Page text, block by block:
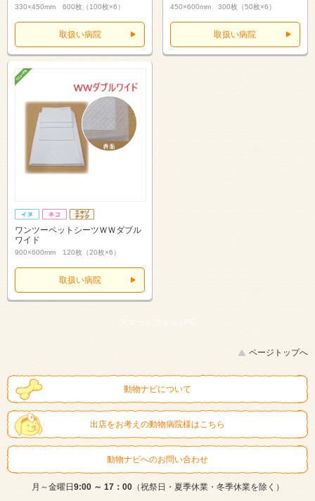
330×450mm 600枚（100枚×6）
取扱い病院
450×600mm 300枚（50枚×6）
取扱い病院
ワンツーペットシーツＷＷダブル
ワイド
900×600mm 120枚（20枚×6）
取扱い病院
スマートフォン | PC
ページトップへ
動物ナビについて
出店をお考えの動物病院様はこちら
動物ナビへのお問い合わせ
月～金曜日 9:00 ～ 17：00（祝祭日・夏季休業・冬季休業を除く）